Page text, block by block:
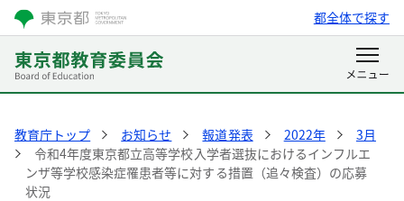
都全体で探す
教育庁トップ お知らせ 報道発表 2022年
3月
令和4年度東京都立高等学校入学者選抜におけるインフルエ
ンザ等学校感染症罹患者等に対する措置（追々検査）の応募
状況